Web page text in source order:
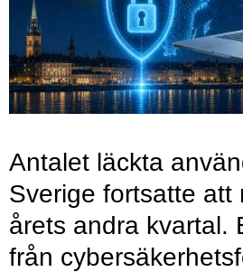
Antalet läckta
Sverige fortsatte att
årets andra kvartal.
från